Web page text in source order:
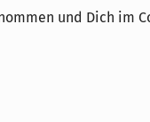
und Dich im